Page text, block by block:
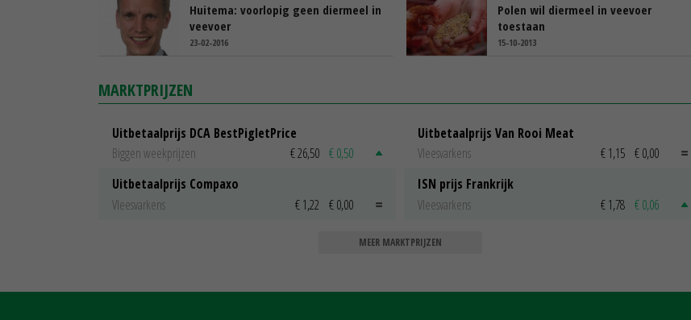
Huitema: voorlopig geen diermeel in
veevoer
23-02-2016
Polen wil diermeel in veevoer
toestaan
15-10-2013
MARKTPRIJZEN
Uitbetaalprijs DCA BestPigletPrice
Biggen weekprijzen
€ 26,50 € 0,50
Uitbetaalprijs Compaxo
Vleesvarkens
€ 1,22 € 0,00
Uitbetaalprijs Van Rooi Meat
Vleesvarkens
€ 1,15 € 0,00
ISN prijs Frankrijk
Vleesvarkens
€ 1,78 € 0,06
MEER MARKTPRIJZEN